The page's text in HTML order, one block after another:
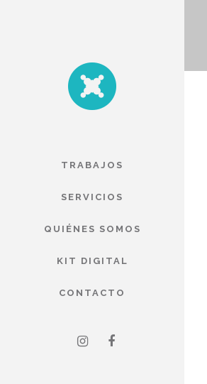
TRABAJOS
SERVICIOS
QUIÉNES SOMOS
KIT DIGITAL
CONTACTO